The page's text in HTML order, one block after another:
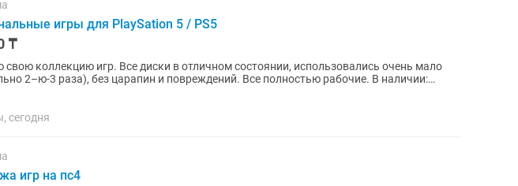
игры для PlaySation 5 / PS5
₸
свою коллекцию игр. Все диски в отличном состоянии, использовались очень мало
2–ю-3 раза), без царапин и повреждений. Все полностью рабочие. В наличии:
сегодня
игр на пс4